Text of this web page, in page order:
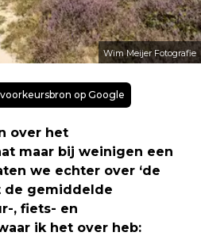
Wim Meijer Fotografie
op Google
over het
maar bij weinigen een
we echter over ‘de
de gemiddelde
, fiets- en
ik het over heb: